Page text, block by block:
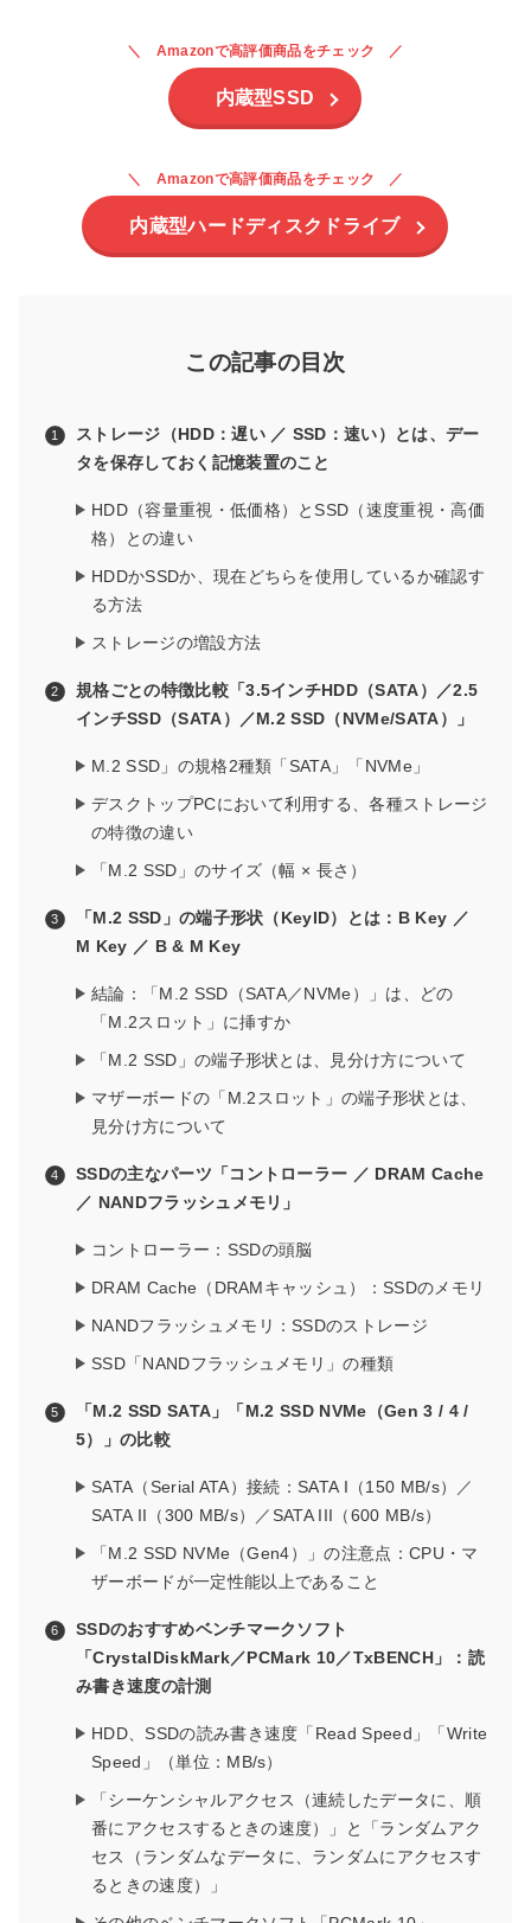
Amazonで高評価商品をチェック
内蔵型SSD
Amazonで高評価商品をチェック
内蔵型ハードディスクドライブ
この記事の目次
ストレージ（HDD：遅い ／ SSD：速い）とは、デー
タを保存しておく記憶装置のこと
HDD（容量重視・低価格）とSSD（速度重視・高価
格）との違い
HDDかSSDか、現在どちらを使用しているか確認す
る方法
ストレージの増設方法
規格ごとの特徴比較「3.5インチHDD（SATA）／2.5
インチSSD（SATA）／M.2 SSD（NVMe/SATA）」
M.2 SSD」の規格2種類「SATA」「NVMe」
デスクトップPCにおいて利用する、各種ストレージ
の特徴の違い
「M.2 SSD」のサイズ（幅 × 長さ）
「M.2 SSD」の端子形状（KeyID）とは：B Key ／
M Key ／ B & M Key
結論：「M.2 SSD（SATA／NVMe）」は、どの
「M.2スロット」に挿すか
「M.2 SSD」の端子形状とは、見分け方について
マザーボードの「M.2スロット」の端子形状とは、
見分け方について
SSDの主なパーツ「コントローラー ／ DRAM Cache
／ NANDフラッシュメモリ」
コントローラー：SSDの頭脳
DRAM Cache（DRAMキャッシュ）：SSDのメモリ
NANDフラッシュメモリ：SSDのストレージ
SSD「NANDフラッシュメモリ」の種類
「M.2 SSD SATA」「M.2 SSD NVMe（Gen 3 / 4 /
5）」の比較
SATA（Serial ATA）接続：SATA I（150 MB/s）／
SATA II（300 MB/s）／SATA III（600 MB/s）
「M.2 SSD NVMe（Gen4）」の注意点：CPU・マ
ザーボードが一定性能以上であること
SSDのおすすめベンチマークソフト
「CrystalDiskMark／PCMark 10／TxBENCH」：読
み書き速度の計測
HDD、SSDの読み書き速度「Read Speed」「Write
Speed」（単位：MB/s）
「シーケンシャルアクセス（連続したデータに、順
番にアクセスするときの速度）」と「ランダムアク
セス（ランダムなデータに、ランダムにアクセスす
るときの速度）」